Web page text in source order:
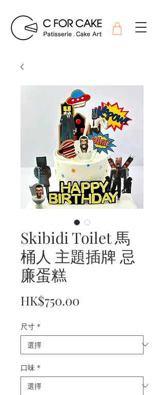
Skibidi Toilet 馬
桶人 主題插牌 忌
廉蛋糕
HK$750.00
尺寸 *
口味 *